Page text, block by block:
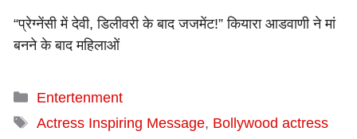
“प्रेग्नेंसी में देवी, डिलीवरी के बाद जजमेंट!” कियारा आडवाणी ने मां
बनने के बाद महिलाओं
Categories
Entertenment
Tags
Actress Inspiring Message, Bollywood actress